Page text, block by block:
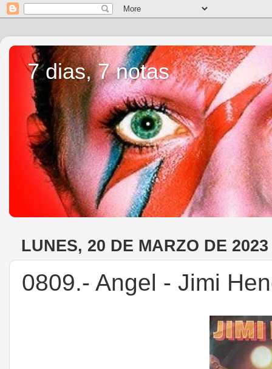
7 dias, 7 notas
LUNES, 20 DE MARZO DE 2023
0809.- Angel - Jimi